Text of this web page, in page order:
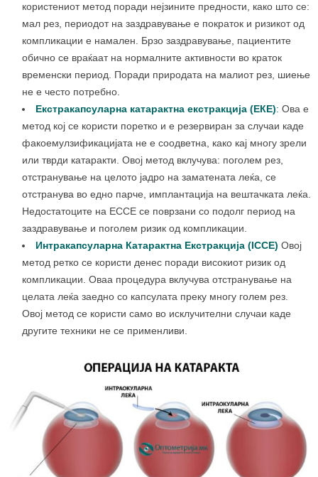
користениот метод поради нејзините предности, како што се:
мал рез, периодот на заздравување е пократок и ризикот од
компликации е намален. Брзо заздравување, пациентите
обично се враќаат на нормалните активности во краток
временски период. Поради природата на малиот рез, шиење
не е често потребно.
Екстракапсуларна катарактна екстракција (ЕКЕ): Ова е
метод кој се користи поретко и е резервиран за случаи каде
факоемулзификацијата не е соодветна, како кај многу зрели
или тврди катаракти. Овој метод вклучува: поголем рез,
отстранување на целото јадро на заматената леќа, се
отстранува во едно парче, имплантација на вештачката леќа.
Недостатоците на ECCE се поврзани со подолг период на
заздравување и поголем ризик од компликации.
Интракапсуларна Катарактна Екстракција (ICCE) Овој
метод ретко се користи денес поради високиот ризик од
компликации. Оваа процедура вклучува отстранување на
целата леќа заедно со капсулата преку многу голем рез.
Овој метод се користи само во исклучителни случаи каде
другите техники не се применливи.